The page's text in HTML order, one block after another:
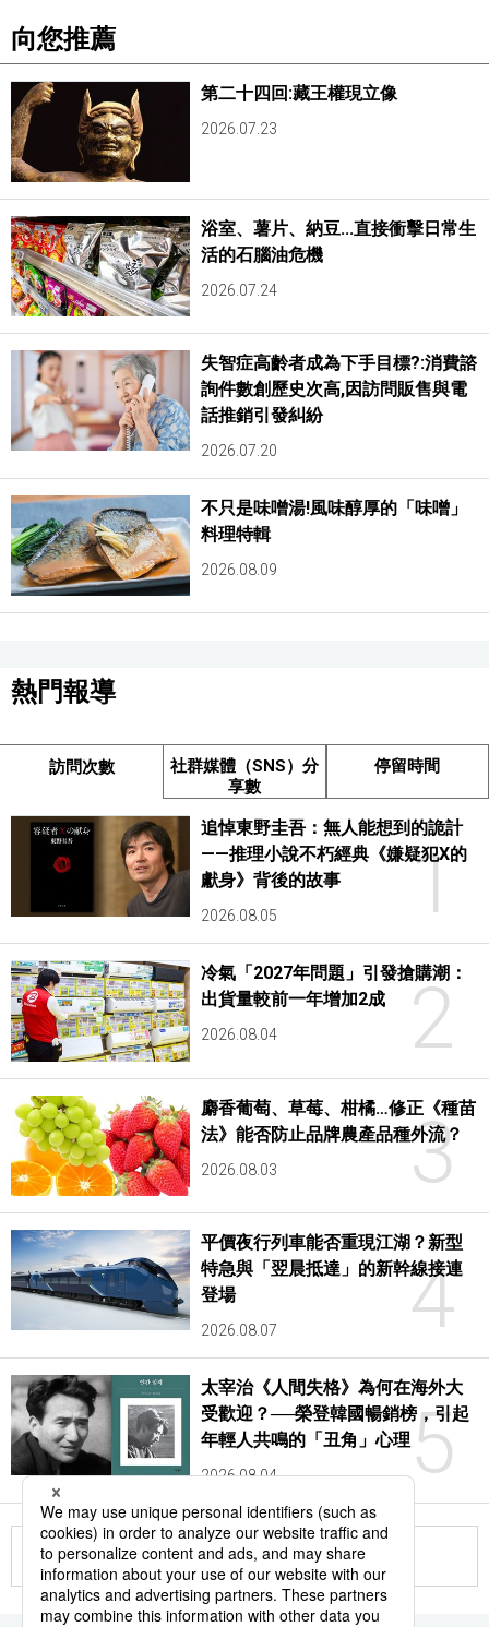
向您推薦
第二十四回:藏王權現立像
2026.07.23
浴室、薯片、納豆...直接衝擊日常生
活的石腦油危機
2026.07.24
失智症高齡者成為下手目標?:消費諮
詢件數創歷史次高,因訪問販售與電
話推銷引發糾紛
2026.07.20
不只是味噌湯!風味醇厚的「味噌」
料理特輯
2026.08.09
熱門報導
訪問次數
社群媒體（SNS）分
享數
停留時間
1
追悼東野圭吾：無人能想到的詭計
——推理小說不朽經典《嫌疑犯X的
獻身》背後的故事
2026.08.05
2
冷氣「2027年問題」引發搶購潮：
出貨量較前一年增加2成
2026.08.04
3
麝香葡萄、草莓、柑橘…修正《種苗
法》能否防止品牌農產品種外流？
2026.08.03
4
平價夜行列車能否重現江湖？新型
特急與「翌晨抵達」的新幹線接連
登場
2026.08.07
5
太宰治《人間失格》為何在海外大
受歡迎？──榮登韓國暢銷榜，引起
年輕人共鳴的「丑角」心理
2026.08.04
更多